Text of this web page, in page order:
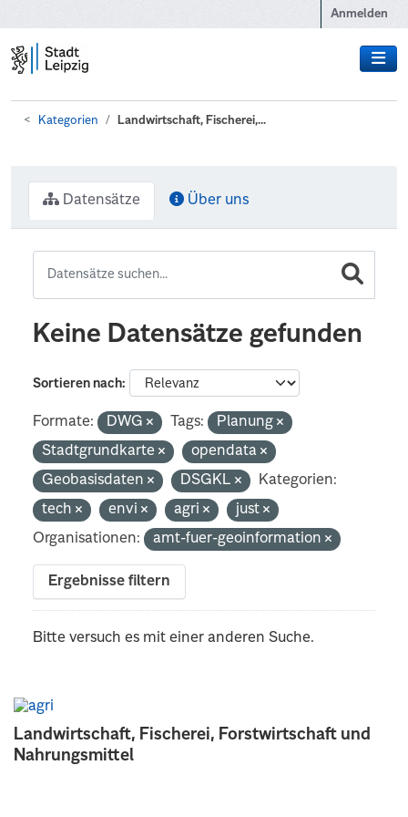
Anmelden
Kategorien Landwirtschaft, Fischerei,...
Landwirtschaft, Fischerei, Forstwirtschaft und
Nahrungsmittel
Datensätze Über uns
Keine Datensätze gefunden
Sortieren nach
Formate: DWG Tags:
Planung
Stadtgrundkarte
opendata
Geobasisdaten
DSGKL
Kategorien:
tech
envi agri
just
Organisationen:
amt-fuer-geoinformation
Ergebnisse filtern
Bitte versuch es mit einer anderen Suche.